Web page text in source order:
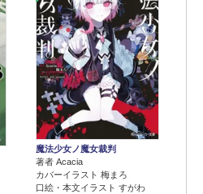
魔法少女ノ魔女裁判
著者 Acacia
カバーイラスト 梅まろ
口絵・本文イラスト すがわ